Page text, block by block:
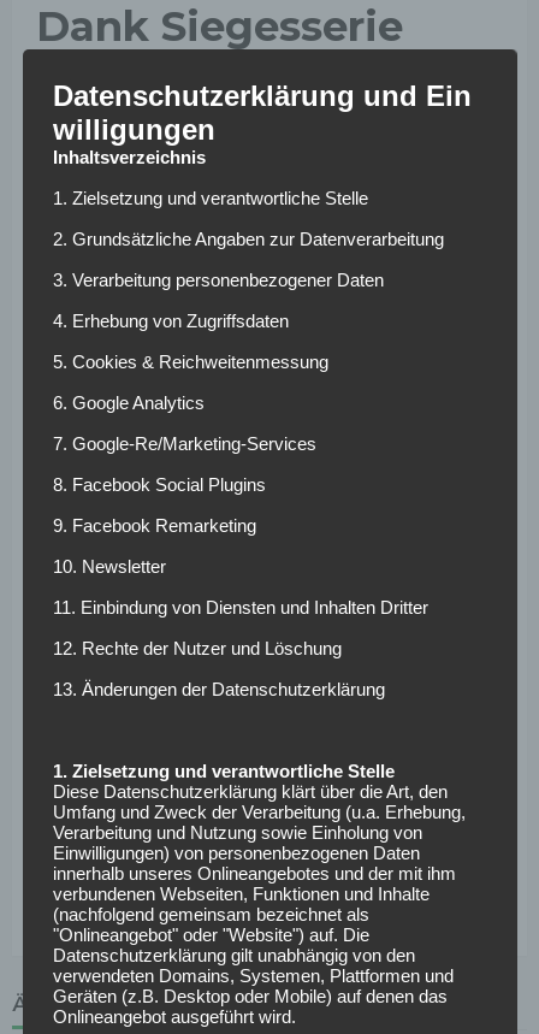
Dank Siegesserie
wieder gut
Stimmung
Pflichtspiele konnte die Eintracht allesamt gewinnen.
Dabei gelangen insgesamt beeindruckende 16 Treffer. Als
Schlüsselspiel für den Erfolg sieht Adi Hütter das
zuvor kriselnden Frankfurter in der Commerzbank-Arena.
„Da standen wir gehörig unter Druck, mit einer Niederlage
souverän gemeistert, das hat mich beeindruckt“, so Hütter.
Die Siege danach seien auch ein Resultat aus dem Erfolg
gegen Hannover gewesen.
Positive
Kommunikation als
Erfolgsgeheimnis
Was Adi Hütter besonders auszeichnet, ist die
zu analysieren, und führe viele Einzelgespräche. Ich will
von den Spielern wissen, was sie beschäftigt, auch private
Dinge. Und dann ist positive Kommunikation ganz wichtig,
um den Gegenwind, der von außen kommt, in Rückenwind
umzuwandeln“, beschrieb der Eintracht-Coach.
ÄHNLICHE ARTIKEL
Datenschutzerklärung und Ein
willigungen
Inhaltsverzeichnis
1. Zielsetzung und verantwortliche Stelle
2. Grundsätzliche Angaben zur Datenverarbeitung
3. Verarbeitung personenbezogener Daten
4. Erhebung von Zugriffsdaten
5. Cookies & Reichweitenmessung
6. Google Analytics
7. Google-Re/Marketing-Services
8. Facebook Social Plugins
9. Facebook Remarketing
10. Newsletter
11. Einbindung von Diensten und Inhalten Dritter
12. Rechte der Nutzer und Löschung
13. Änderungen der Datenschutzerklärung
1. Zielsetzung und verantwortliche Stelle
Diese Datenschutzerklärung klärt über die Art, den
Umfang und Zweck der Verarbeitung (u.a. Erhebung,
Verarbeitung und Nutzung sowie Einholung von
Einwilligungen) von personenbezogenen Daten
innerhalb unseres Onlineangebotes und der mit ihm
verbundenen Webseiten, Funktionen und Inhalte
(nachfolgend gemeinsam bezeichnet als
"Onlineangebot" oder "Website") auf. Die
Datenschutzerklärung gilt unabhängig von den
verwendeten Domains, Systemen, Plattformen und
Geräten (z.B. Desktop oder Mobile) auf denen das
Onlineangebot ausgeführt wird.